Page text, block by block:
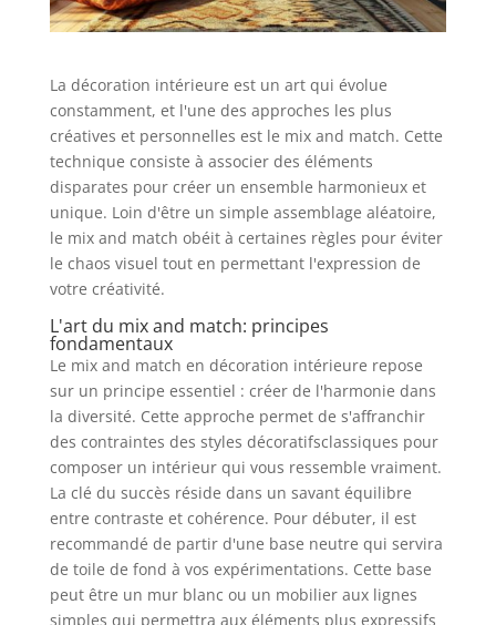
La décoration intérieure est un art qui évolue
constamment, et l'une des approches les plus
créatives et personnelles est le mix and match. Cette
technique consiste à associer des éléments
disparates pour créer un ensemble harmonieux et
unique. Loin d'être un simple assemblage aléatoire,
le mix and match obéit à certaines règles pour éviter
le chaos visuel tout en permettant l'expression de
votre créativité.
L'art du mix and match: principes
fondamentaux
Le mix and match en décoration intérieure repose
sur un principe essentiel : créer de l'harmonie dans
la diversité. Cette approche permet de s'affranchir
des contraintes des styles décoratifsclassiques pour
composer un intérieur qui vous ressemble vraiment.
La clé du succès réside dans un savant équilibre
entre contraste et cohérence. Pour débuter, il est
recommandé de partir d'une base neutre qui servira
de toile de fond à vos expérimentations. Cette base
peut être un mur blanc ou un mobilier aux lignes
simples qui permettra aux éléments plus expressifs